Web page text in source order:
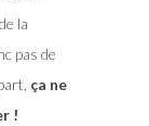
la
pas de
ça ne
!